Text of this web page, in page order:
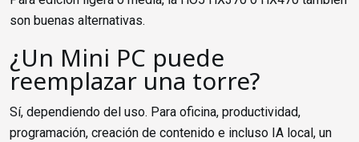
son buenas alternativas.
¿Un Mini PC puede
reemplazar una torre?
Sí, dependiendo del uso. Para oficina, productividad,
programación, creación de contenido e incluso IA local, un